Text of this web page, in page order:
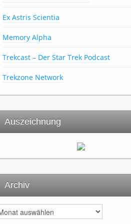
Ex Astris Scientia
Memory Alpha
Trekcast – Der Star Trek Podcast
Trekzone Network
Auszeichnung
Archiv